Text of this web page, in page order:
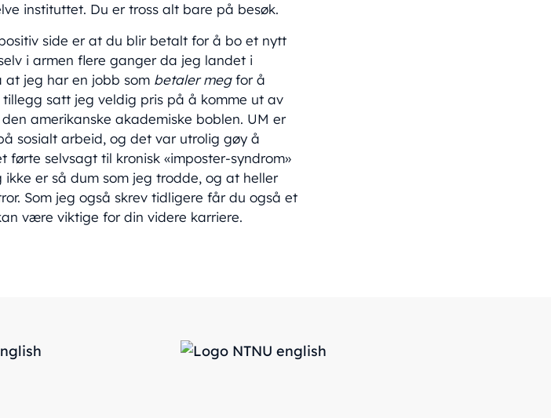
instituttet. Du er tross alt bare på besøk.
side er at du blir betalt for å bo et nytt
i armen flere ganger da jeg landet i
at jeg har en jobb som betaler megfor å
satt jeg veldig pris på å komme ut av
amerikanske akademiske boblen. UM er
sosialt arbeid, og det var utrolig gøy å
førte selvsagt til kronisk «imposter-syndrom»
er så dum som jeg trodde, og at heller
Som jeg også skrev tidligere får du også et
være viktige for din videre karriere.